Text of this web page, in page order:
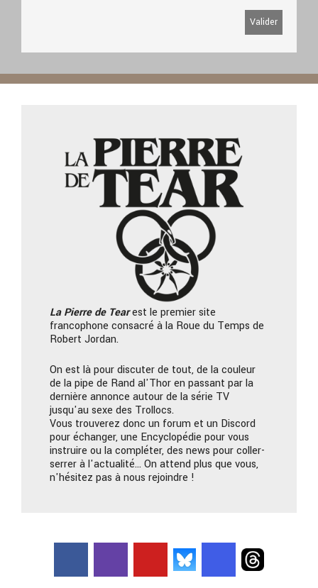
La Pierrede Tearest le premier site
francophone consacré à la Roue du Temps de
Robert Jordan.
On est là pour discuter de tout, de la couleur
de la pipe de Rand al'Thor en passant par la
dernière annonce autour de la série TV
jusqu'au sexe des Trollocs.
Vous trouverez donc un forum et un Discord
pour échanger, une Encyclopédie pour vous
instruire ou la compléter, des news pour coller-
serrer à l'actualité… On attend plus que vous,
n'hésitez pas à nous rejoindre !